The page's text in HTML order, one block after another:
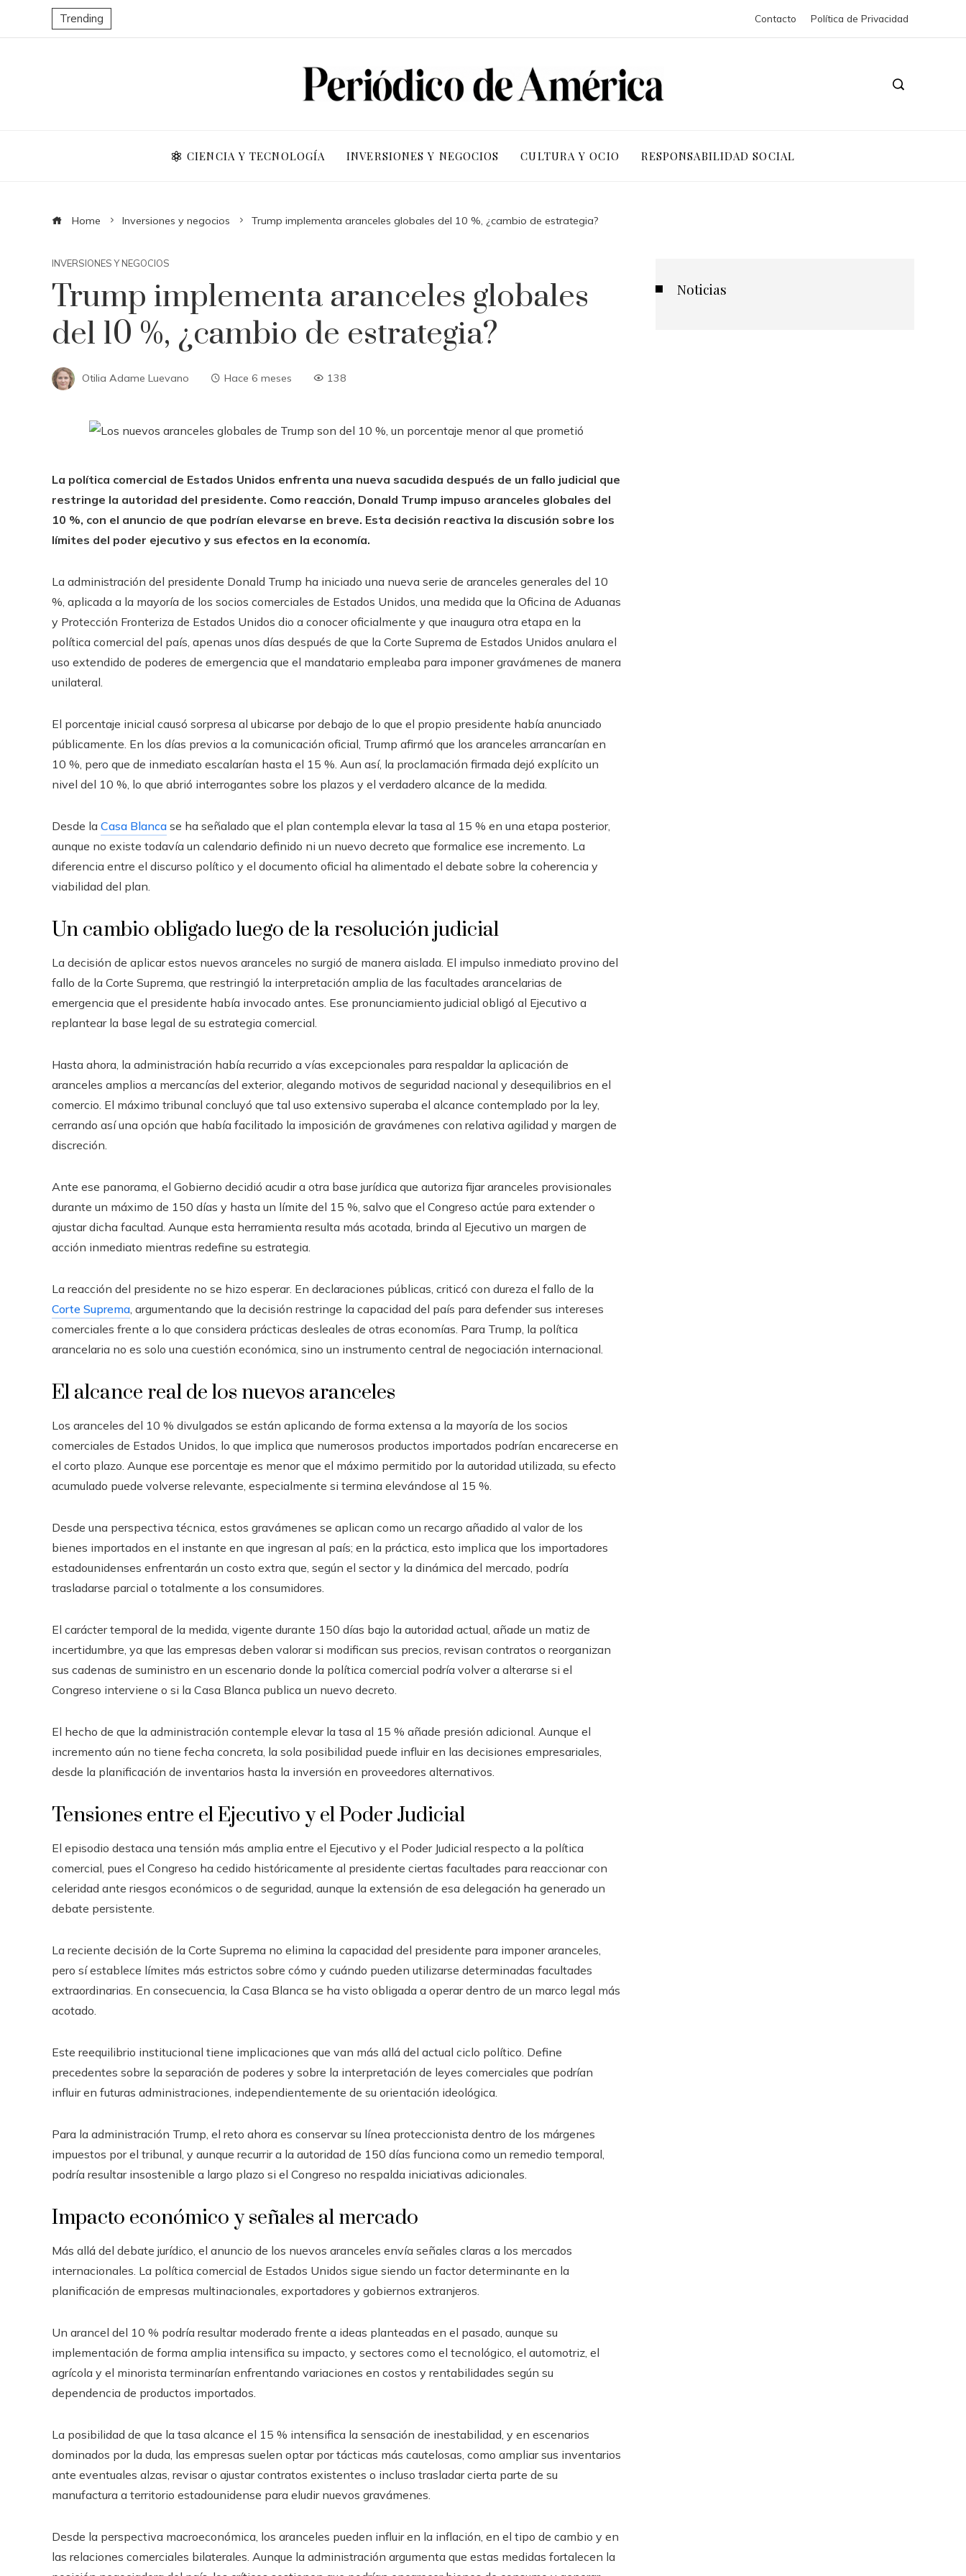
Trending Contacto Política de Privacidad
CIENCIA Y TECNOLOGÍA INVERSIONES Y NEGOCIOS CULTURA Y OCIO RESPONSABILIDAD SOCIAL
Home Inversiones y negocios Trump implementa aranceles globales del 10 %, ¿cambio de estrategia?
INVERSIONES Y NEGOCIOS
Trump implementa aranceles globales
del 10 %, ¿cambio de estrategia?
Otilia Adame Luevano Hace 6 meses 138
La política comercial de Estados Unidos enfrenta una nueva sacudida después de un fallo judicial que
restringe la autoridad del presidente. Como reacción, Donald Trump impuso aranceles globales del
10 %, con el anuncio de que podrían elevarse en breve. Esta decisión reactiva la discusión sobre los
límites del poder ejecutivo y sus efectos en la economía.
La administración del presidente Donald Trump ha iniciado una nueva serie de aranceles generales del 10
%, aplicada a la mayoría de los socios comerciales de Estados Unidos, una medida que la Oficina de Aduanas
y Protección Fronteriza de Estados Unidos dio a conocer oficialmente y que inaugura otra etapa en la
política comercial del país, apenas unos días después de que la Corte Suprema de Estados Unidos anulara el
uso extendido de poderes de emergencia que el mandatario empleaba para imponer gravámenes de manera
unilateral.
El porcentaje inicial causó sorpresa al ubicarse por debajo de lo que el propio presidente había anunciado
públicamente. En los días previos a la comunicación oficial, Trump afirmó que los aranceles arrancarían en
10 %, pero que de inmediato escalarían hasta el 15 %. Aun así, la proclamación firmada dejó explícito un
nivel del 10 %, lo que abrió interrogantes sobre los plazos y el verdadero alcance de la medida.
Desde la Casa Blanca se ha señalado que el plan contempla elevar la tasa al 15 % en una etapa posterior,
aunque no existe todavía un calendario definido ni un nuevo decreto que formalice ese incremento. La
diferencia entre el discurso político y el documento oficial ha alimentado el debate sobre la coherencia y
viabilidad del plan.
Un cambio obligado luego de la resolución judicial
La decisión de aplicar estos nuevos aranceles no surgió de manera aislada. El impulso inmediato provino del
fallo de la Corte Suprema, que restringió la interpretación amplia de las facultades arancelarias de
emergencia que el presidente había invocado antes. Ese pronunciamiento judicial obligó al Ejecutivo a
replantear la base legal de su estrategia comercial.
Hasta ahora, la administración había recurrido a vías excepcionales para respaldar la aplicación de
aranceles amplios a mercancías del exterior, alegando motivos de seguridad nacional y desequilibrios en el
comercio. El máximo tribunal concluyó que tal uso extensivo superaba el alcance contemplado por la ley,
cerrando así una opción que había facilitado la imposición de gravámenes con relativa agilidad y margen de
discreción.
Ante ese panorama, el Gobierno decidió acudir a otra base jurídica que autoriza fijar aranceles provisionales
durante un máximo de 150 días y hasta un límite del 15 %, salvo que el Congreso actúe para extender o
ajustar dicha facultad. Aunque esta herramienta resulta más acotada, brinda al Ejecutivo un margen de
acción inmediato mientras redefine su estrategia.
La reacción del presidente no se hizo esperar. En declaraciones públicas, criticó con dureza el fallo de la
Corte Suprema, argumentando que la decisión restringe la capacidad del país para defender sus intereses
comerciales frente a lo que considera prácticas desleales de otras economías. Para Trump, la política
arancelaria no es solo una cuestión económica, sino un instrumento central de negociación internacional.
El alcance real de los nuevos aranceles
Los aranceles del 10 % divulgados se están aplicando de forma extensa a la mayoría de los socios
comerciales de Estados Unidos, lo que implica que numerosos productos importados podrían encarecerse en
el corto plazo. Aunque ese porcentaje es menor que el máximo permitido por la autoridad utilizada, su efecto
acumulado puede volverse relevante, especialmente si termina elevándose al 15 %.
Desde una perspectiva técnica, estos gravámenes se aplican como un recargo añadido al valor de los
bienes importados en el instante en que ingresan al país; en la práctica, esto implica que los importadores
estadounidenses enfrentarán un costo extra que, según el sector y la dinámica del mercado, podría
trasladarse parcial o totalmente a los consumidores.
El carácter temporal de la medida, vigente durante 150 días bajo la autoridad actual, añade un matiz de
incertidumbre, ya que las empresas deben valorar si modifican sus precios, revisan contratos o reorganizan
sus cadenas de suministro en un escenario donde la política comercial podría volver a alterarse si el
Congreso interviene o si la Casa Blanca publica un nuevo decreto.
El hecho de que la administración contemple elevar la tasa al 15 % añade presión adicional. Aunque el
incremento aún no tiene fecha concreta, la sola posibilidad puede influir en las decisiones empresariales,
desde la planificación de inventarios hasta la inversión en proveedores alternativos.
Tensiones entre el Ejecutivo y el Poder Judicial
El episodio destaca una tensión más amplia entre el Ejecutivo y el Poder Judicial respecto a la política
comercial, pues el Congreso ha cedido históricamente al presidente ciertas facultades para reaccionar con
celeridad ante riesgos económicos o de seguridad, aunque la extensión de esa delegación ha generado un
debate persistente.
La reciente decisión de la Corte Suprema no elimina la capacidad del presidente para imponer aranceles,
pero sí establece límites más estrictos sobre cómo y cuándo pueden utilizarse determinadas facultades
extraordinarias. En consecuencia, la Casa Blanca se ha visto obligada a operar dentro de un marco legal más
acotado.
Este reequilibrio institucional tiene implicaciones que van más allá del actual ciclo político. Define
precedentes sobre la separación de poderes y sobre la interpretación de leyes comerciales que podrían
influir en futuras administraciones, independientemente de su orientación ideológica.
Para la administración Trump, el reto ahora es conservar su línea proteccionista dentro de los márgenes
impuestos por el tribunal, y aunque recurrir a la autoridad de 150 días funciona como un remedio temporal,
podría resultar insostenible a largo plazo si el Congreso no respalda iniciativas adicionales.
Impacto económico y señales al mercado
Más allá del debate jurídico, el anuncio de los nuevos aranceles envía señales claras a los mercados
internacionales. La política comercial de Estados Unidos sigue siendo un factor determinante en la
planificación de empresas multinacionales, exportadores y gobiernos extranjeros.
Un arancel del 10 % podría resultar moderado frente a ideas planteadas en el pasado, aunque su
implementación de forma amplia intensifica su impacto, y sectores como el tecnológico, el automotriz, el
agrícola y el minorista terminarían enfrentando variaciones en costos y rentabilidades según su
dependencia de productos importados.
La posibilidad de que la tasa alcance el 15 % intensifica la sensación de inestabilidad, y en escenarios
dominados por la duda, las empresas suelen optar por tácticas más cautelosas, como ampliar sus inventarios
ante eventuales alzas, revisar o ajustar contratos existentes o incluso trasladar cierta parte de su
manufactura a territorio estadounidense para eludir nuevos gravámenes.
Desde la perspectiva macroeconómica, los aranceles pueden influir en la inflación, en el tipo de cambio y en
las relaciones comerciales bilaterales. Aunque la administración argumenta que estas medidas fortalecen la
Noticias